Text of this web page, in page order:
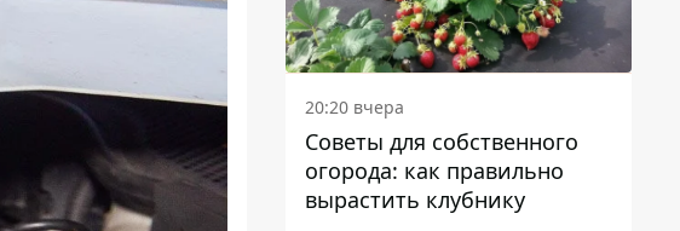
20:20 вчера
Советы для собственного
огорода: как правильно
вырастить клубнику